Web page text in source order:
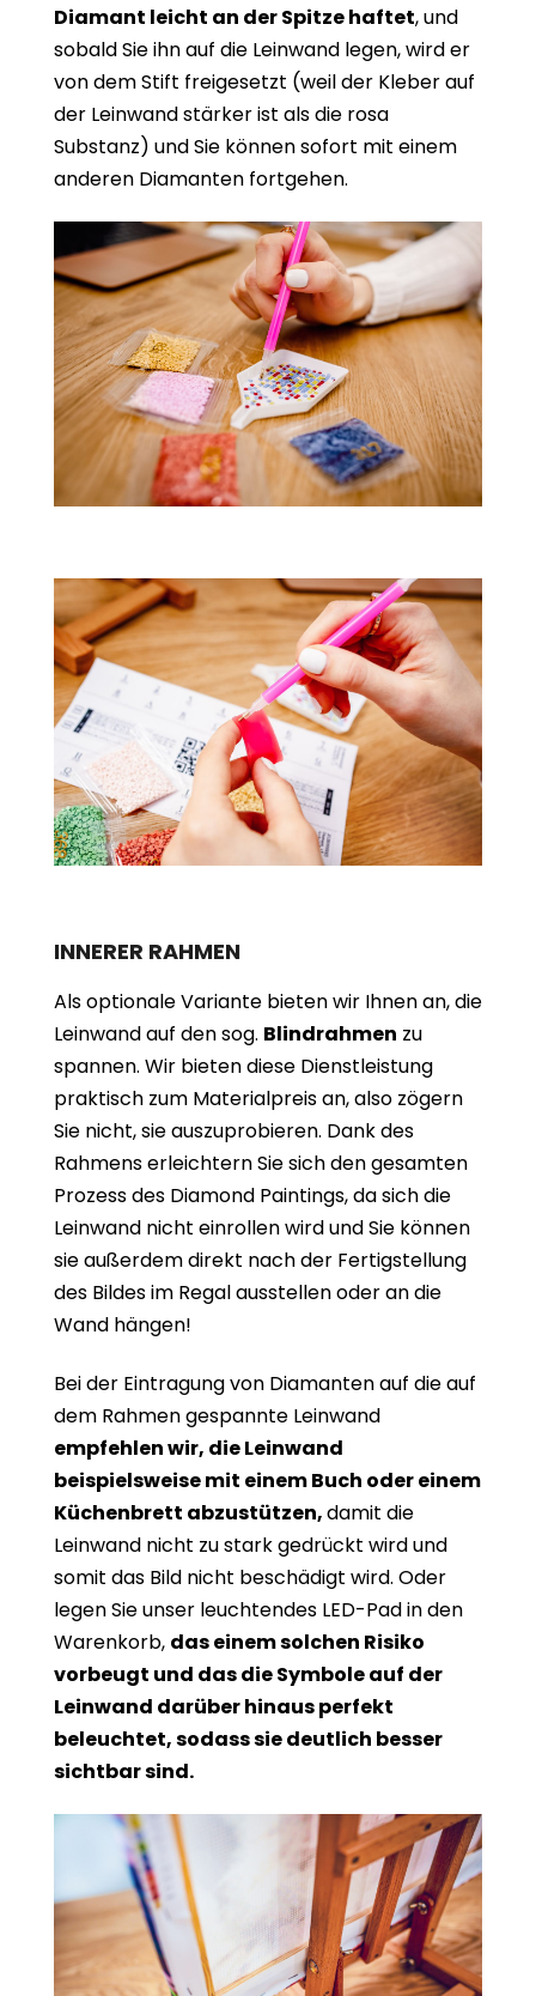
Diamant leicht an der Spitze haftet, und
sobald Sie ihn auf die Leinwand legen, wird er
von dem Stift freigesetzt (weil der Kleber auf
der Leinwand stärker ist als die rosa
Substanz) und Sie können sofort mit einem
anderen Diamanten fortgehen.
INNERER RAHMEN
Als optionale Variante bieten wir Ihnen an, die
Leinwand auf den sog. Blindrahmen zu
spannen. Wir bieten diese Dienstleistung
praktisch zum Materialpreis an, also zögern
Sie nicht, sie auszuprobieren. Dank des
Rahmens erleichtern Sie sich den gesamten
Prozess des Diamond Paintings, da sich die
Leinwand nicht einrollen wird und Sie können
sie außerdem direkt nach der Fertigstellung
des Bildes im Regal ausstellen oder an die
Wand hängen!
Bei der Eintragung von Diamanten auf die auf
dem Rahmen gespannte Leinwand
empfehlen wir, die Leinwand
beispielsweise mit einem Buch oder einem
Küchenbrett abzustützen,damit die
Leinwand nicht zu stark gedrückt wird und
somit das Bild nicht beschädigt wird. Oder
legen Sie unser leuchtendes LED-Pad in den
Warenkorb, das einem solchen Risiko
vorbeugt und das die Symbole auf der
Leinwand darüber hinaus perfekt
beleuchtet, sodass sie deutlich besser
sichtbar sind.